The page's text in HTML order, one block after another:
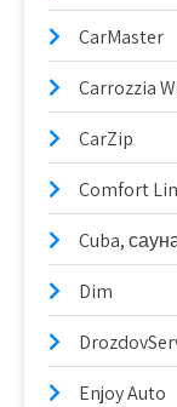
CarMaster
Carrozzia
CarZip
Comfort
Cuba,
Dim
Enjoy Auto